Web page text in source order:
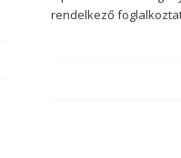
rendelkező